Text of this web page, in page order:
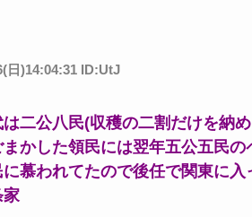
日)14:04:31 ID:UtJ
は二公八民(収穫の二割だけを納
かした領民には翌年五公五民
慕われてたので後任で関東に
家